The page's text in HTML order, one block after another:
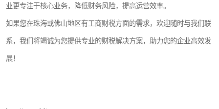
业更专注于核心业务，降低财务风险，提高运营效率。
如果您在珠海或佛山地区有工商财税方面的需求，欢迎随时与我们联
系，我们将竭诚为您提供专业的财税解决方案，助力您的企业高效发
展！